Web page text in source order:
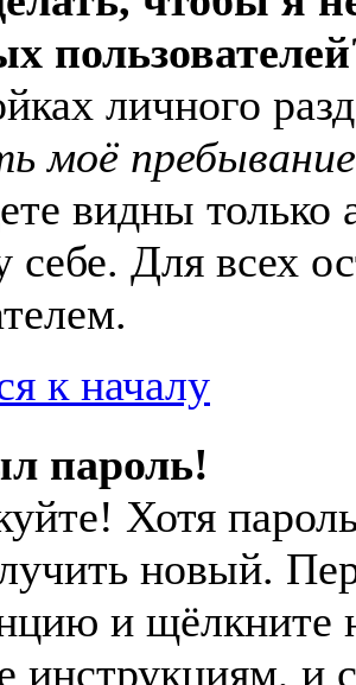
личного
моё
видны только
себе. Для всех
к началу
пароль!
Хотя
новый.
и щёлкните
инструкциям, и